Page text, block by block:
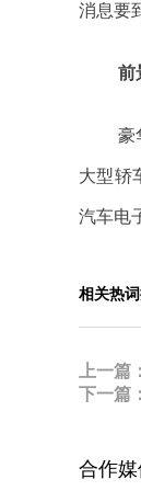
消息要
前
豪
大型轿
汽车电
相关热词
上一篇：
下一篇：
合作